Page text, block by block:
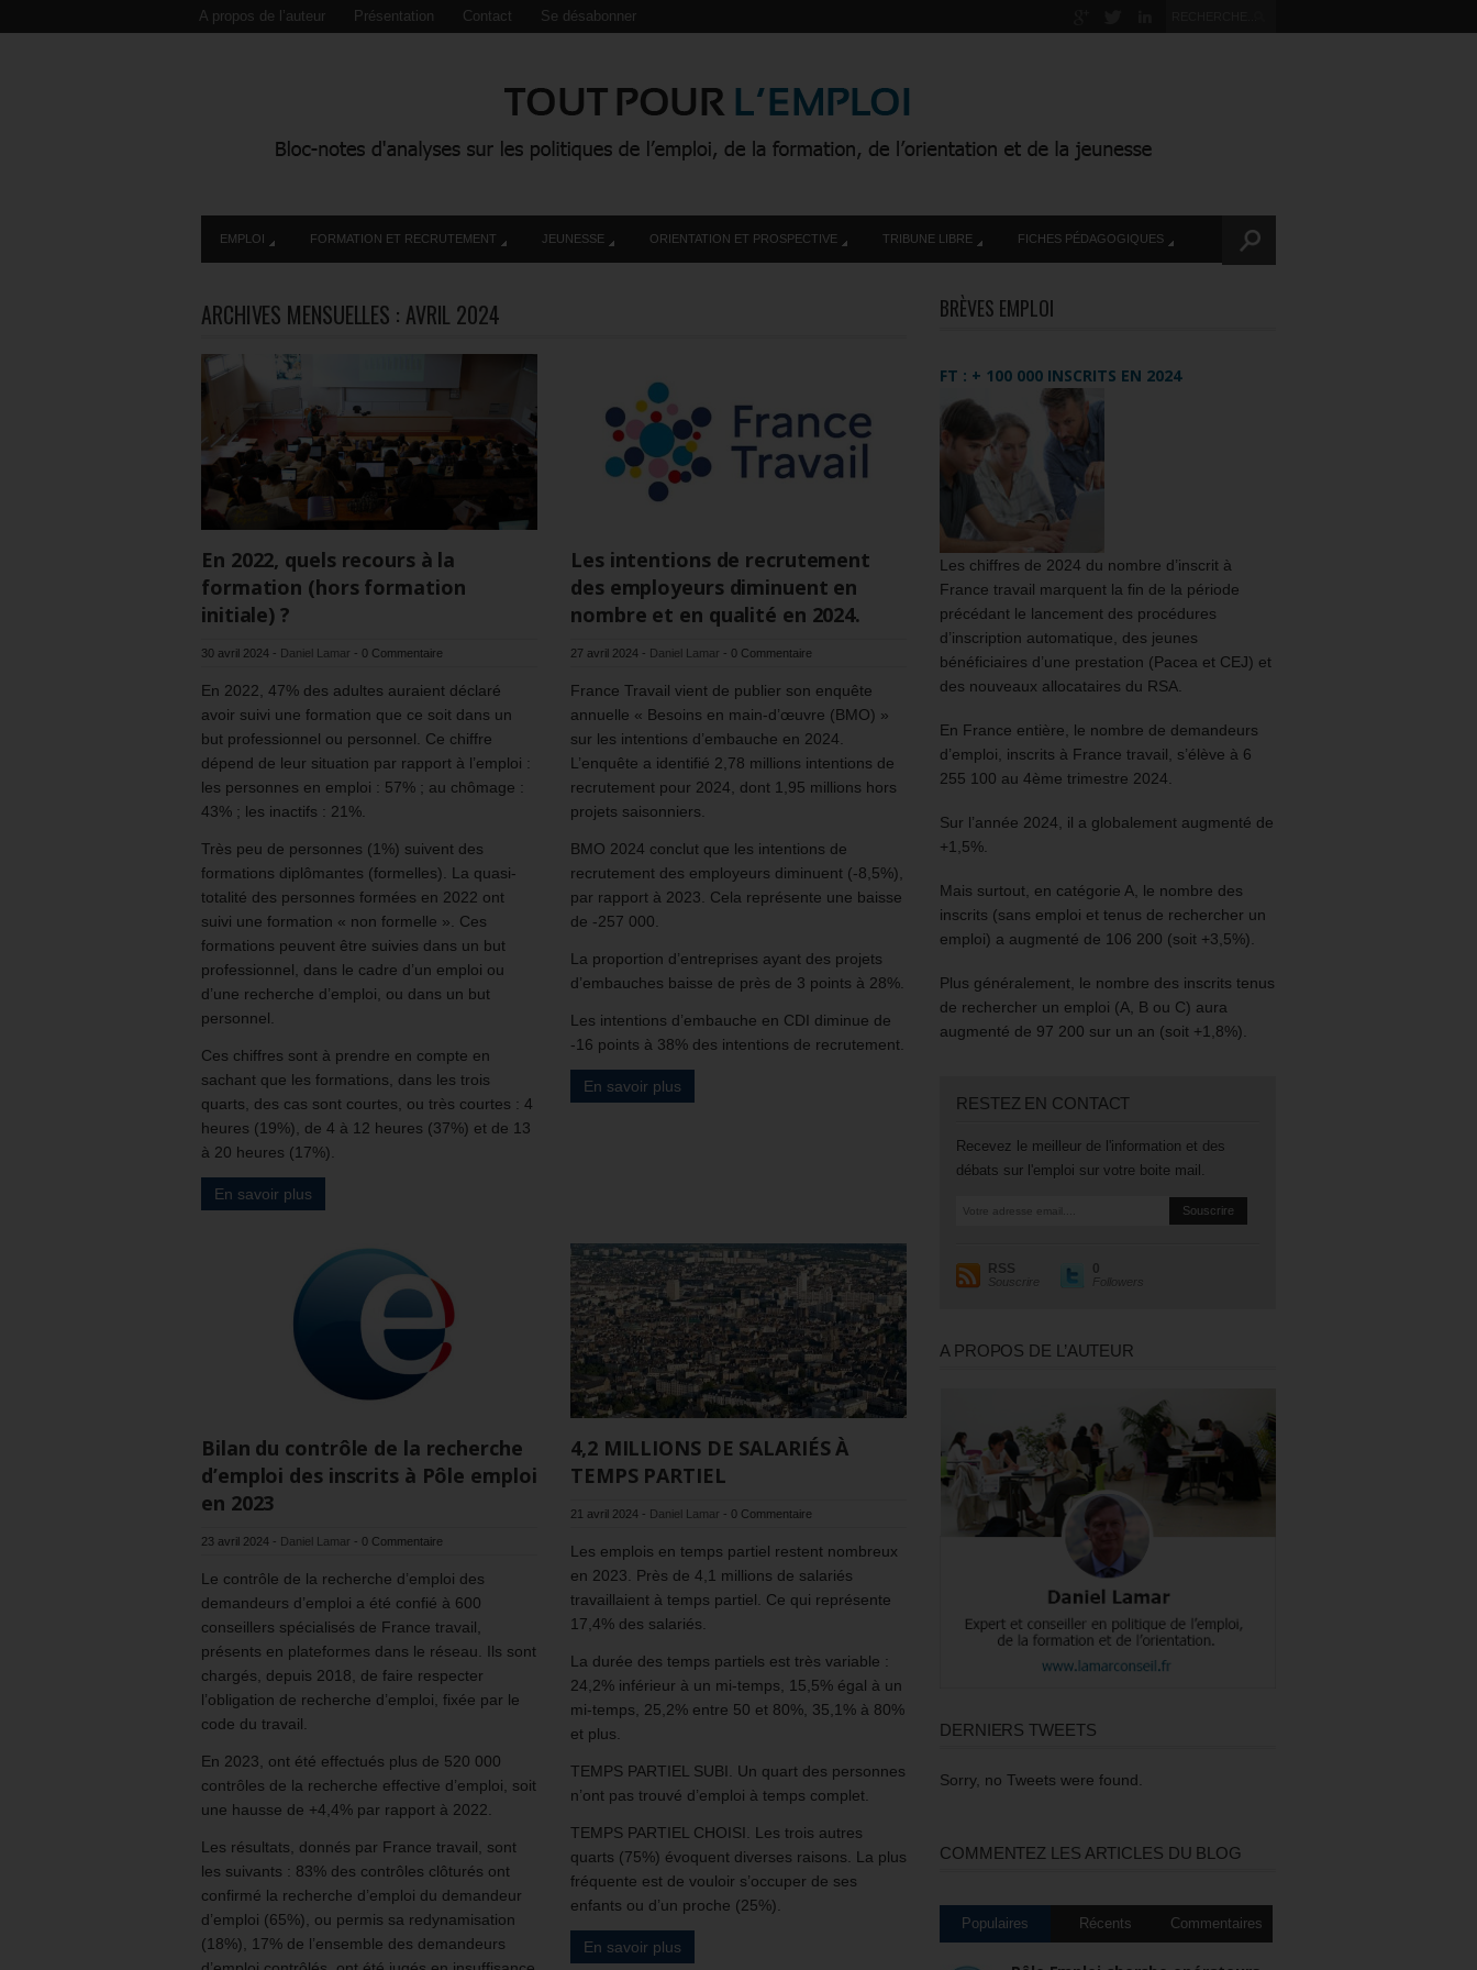
A propos de l’auteur Présentation Contact Se désabonner
EMPLOI FORMATION ET RECRUTEMENT JEUNESSE ORIENTATION ET PROSPECTIVE TRIBUNE LIBRE FICHES PÉDAGOGIQUES
ARCHIVES MENSUELLES : AVRIL 2024
En 2022, quels recours à la
formation (hors formation
initiale) ?
30 avril 2024 - Daniel Lamar - 0 Commentaire
En 2022, 47% des adultes auraient déclaré
avoir suivi une formation que ce soit dans un
but professionnel ou personnel. Ce chiffre
dépend de leur situation par rapport à l’emploi :
les personnes en emploi : 57% ; au chômage :
43% ; les inactifs : 21%.
Très peu de personnes (1%) suivent des
formations diplômantes (formelles). La quasi-
totalité des personnes formées en 2022 ont
suivi une formation « non formelle ». Ces
formations peuvent être suivies dans un but
professionnel, dans le cadre d’un emploi ou
d’une recherche d’emploi, ou dans un but
personnel.
Ces chiffres sont à prendre en compte en
sachant que les formations, dans les trois
quarts, des cas sont courtes, ou très courtes : 4
heures (19%), de 4 à 12 heures (37%) et de 13
à 20 heures (17%).
En savoir plus
Les intentions de recrutement
des employeurs diminuent en
nombre et en qualité en 2024.
27 avril 2024 - Daniel Lamar - 0 Commentaire
France Travail vient de publier son enquête
annuelle « Besoins en main-d’œuvre (BMO) »
sur les intentions d’embauche en 2024.
L’enquête a identifié 2,78 millions intentions de
recrutement pour 2024, dont 1,95 millions hors
projets saisonniers.
BMO 2024 conclut que les intentions de
recrutement des employeurs diminuent (-8,5%),
par rapport à 2023. Cela représente une baisse
de -257 000.
La proportion d’entreprises ayant des projets
d’embauches baisse de près de 3 points à 28%.
Les intentions d’embauche en CDI diminue de
-16 points à 38% des intentions de recrutement.
En savoir plus
Bilan du contrôle de la recherche
d’emploi des inscrits à Pôle emploi
en 2023
23 avril 2024 - Daniel Lamar - 0 Commentaire
Le contrôle de la recherche d’emploi des
demandeurs d’emploi a été confié à 600
conseillers spécialisés de France travail,
présents en plateformes dans le réseau. Ils sont
chargés, depuis 2018, de faire respecter
l’obligation de recherche d’emploi, fixée par le
code du travail.
En 2023, ont été effectués plus de 520 000
contrôles de la recherche effective d’emploi, soit
une hausse de +4,4% par rapport à 2022.
Les résultats, donnés par France travail, sont
les suivants : 83% des contrôles clôturés ont
confirmé la recherche d’emploi du demandeur
d’emploi (65%), ou permis sa redynamisation
(18%), 17% de l’ensemble des demandeurs
4,2 MILLIONS DE SALARIÉS À
TEMPS PARTIEL
21 avril 2024 - Daniel Lamar - 0 Commentaire
Les emplois en temps partiel restent nombreux
en 2023. Près de 4,1 millions de salariés
travaillaient à temps partiel. Ce qui représente
17,4% des salariés.
La durée des temps partiels est très variable :
24,2% inférieur à un mi-temps, 15,5% égal à un
mi-temps, 25,2% entre 50 et 80%, 35,1% à 80%
et plus.
TEMPS PARTIEL SUBI. Un quart des personnes
n’ont pas trouvé d’emploi à temps complet.
TEMPS PARTIEL CHOISI. Les trois autres
quarts (75%) évoquent diverses raisons. La plus
fréquente est de vouloir s’occuper de ses
enfants ou d’un proche (25%).
En savoir plus
BRÈVES EMPLOI
FT : + 100 000 INSCRITS EN 2024
Les chiffres de 2024 du nombre d’inscrit à
France travail marquent la fin de la période
précédant le lancement des procédures
d’inscription automatique, des jeunes
bénéficiaires d’une prestation (Pacea et CEJ) et
des nouveaux allocataires du RSA.
En France entière, le nombre de demandeurs
d’emploi, inscrits à France travail, s’élève à 6
255 100 au 4ème trimestre 2024.
Sur l’année 2024, il a globalement augmenté de
+1,5%.
Mais surtout, en catégorie A, le nombre des
inscrits (sans emploi et tenus de rechercher un
emploi) a augmenté de 106 200 (soit +3,5%).
Plus généralement, le nombre des inscrits tenus
de rechercher un emploi (A, B ou C) aura
augmenté de 97 200 sur un an (soit +1,8%).
RESTEZ EN CONTACT
Recevez le meilleur de l'information et des
débats sur l'emploi sur votre boite mail.
RSS
Souscrire
0
Followers
A PROPOS DE L’AUTEUR
DERNIERS TWEETS
Sorry, no Tweets were found.
COMMENTEZ LES ARTICLES DU BLOG
Populaires Récents Commentaires